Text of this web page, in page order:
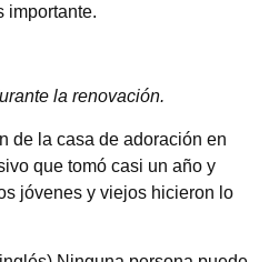
importante.
la renovación.
de la casa de adoración en
que tomó casi un año y
jóvenes y viejos hicieron lo